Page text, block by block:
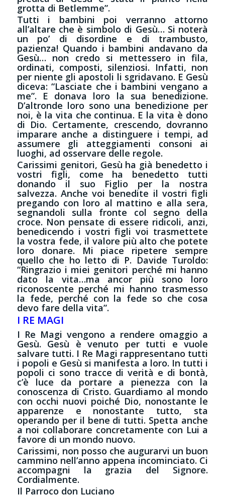
grotta di Betlemme”.
Tutti i bambini poi verranno attorno
all’altare che è simbolo di Gesù… Si noterà
un po’ di disordine e di trambusto,
pazienza! Quando i bambini andavano da
Gesù… non credo si mettessero in fila,
ordinati, composti, silenziosi. Infatti, non
per niente gli apostoli li sgridavano. E Gesù
diceva: “Lasciate che i bambini vengano a
me”. E donava loro la sua benedizione.
D’altronde loro sono una benedizione per
noi, è la vita che continua. E la vita è dono
di Dio. Certamente, crescendo, dovranno
imparare anche a distinguere i tempi, ad
assumere gli atteggiamenti consoni ai
luoghi, ad osservare delle regole.
Carissimi genitori, Gesù ha già benedetto i
vostri figli, come ha benedetto tutti
donando il suo Figlio per la nostra
salvezza. Anche voi benedite il vostri figli
pregando con loro al mattino e alla sera,
segnandoli sulla fronte col segno della
croce. Non pensate di essere ridicoli, anzi,
benedicendo i vostri figli voi trasmettete
la vostra fede, il valore più alto che potete
loro donare. Mi piace ripetere sempre
quello che ho letto di P. Davide Turoldo:
“Ringrazio i miei genitori perché mi hanno
dato la vita…ma ancor più sono loro
riconoscente perché mi hanno trasmesso
la fede, perché con la fede so che cosa
devo fare della vita”.
I RE MAGI
I Re Magi vengono a rendere omaggio a
Gesù. Gesù è venuto per tutti e vuole
salvare tutti. I Re Magi rappresentano tutti
i popoli e Gesù si manifesta a loro. In tutti i
popoli ci sono tracce di verità e di bontà,
c’è luce da portare a pienezza con la
conoscenza di Cristo. Guardiamo al mondo
con occhi nuovi poiché Dio, nonostante le
apparenze e nonostante tutto, sta
operando per il bene di tutti. Spetta anche
a noi collaborare concretamente con Lui a
favore di un mondo nuovo.
Carissimi, non posso che augurarvi un buon
cammino nell’anno appena incominciato. Ci
accompagni la grazia del Signore.
Cordialmente.
Il Parroco don Luciano